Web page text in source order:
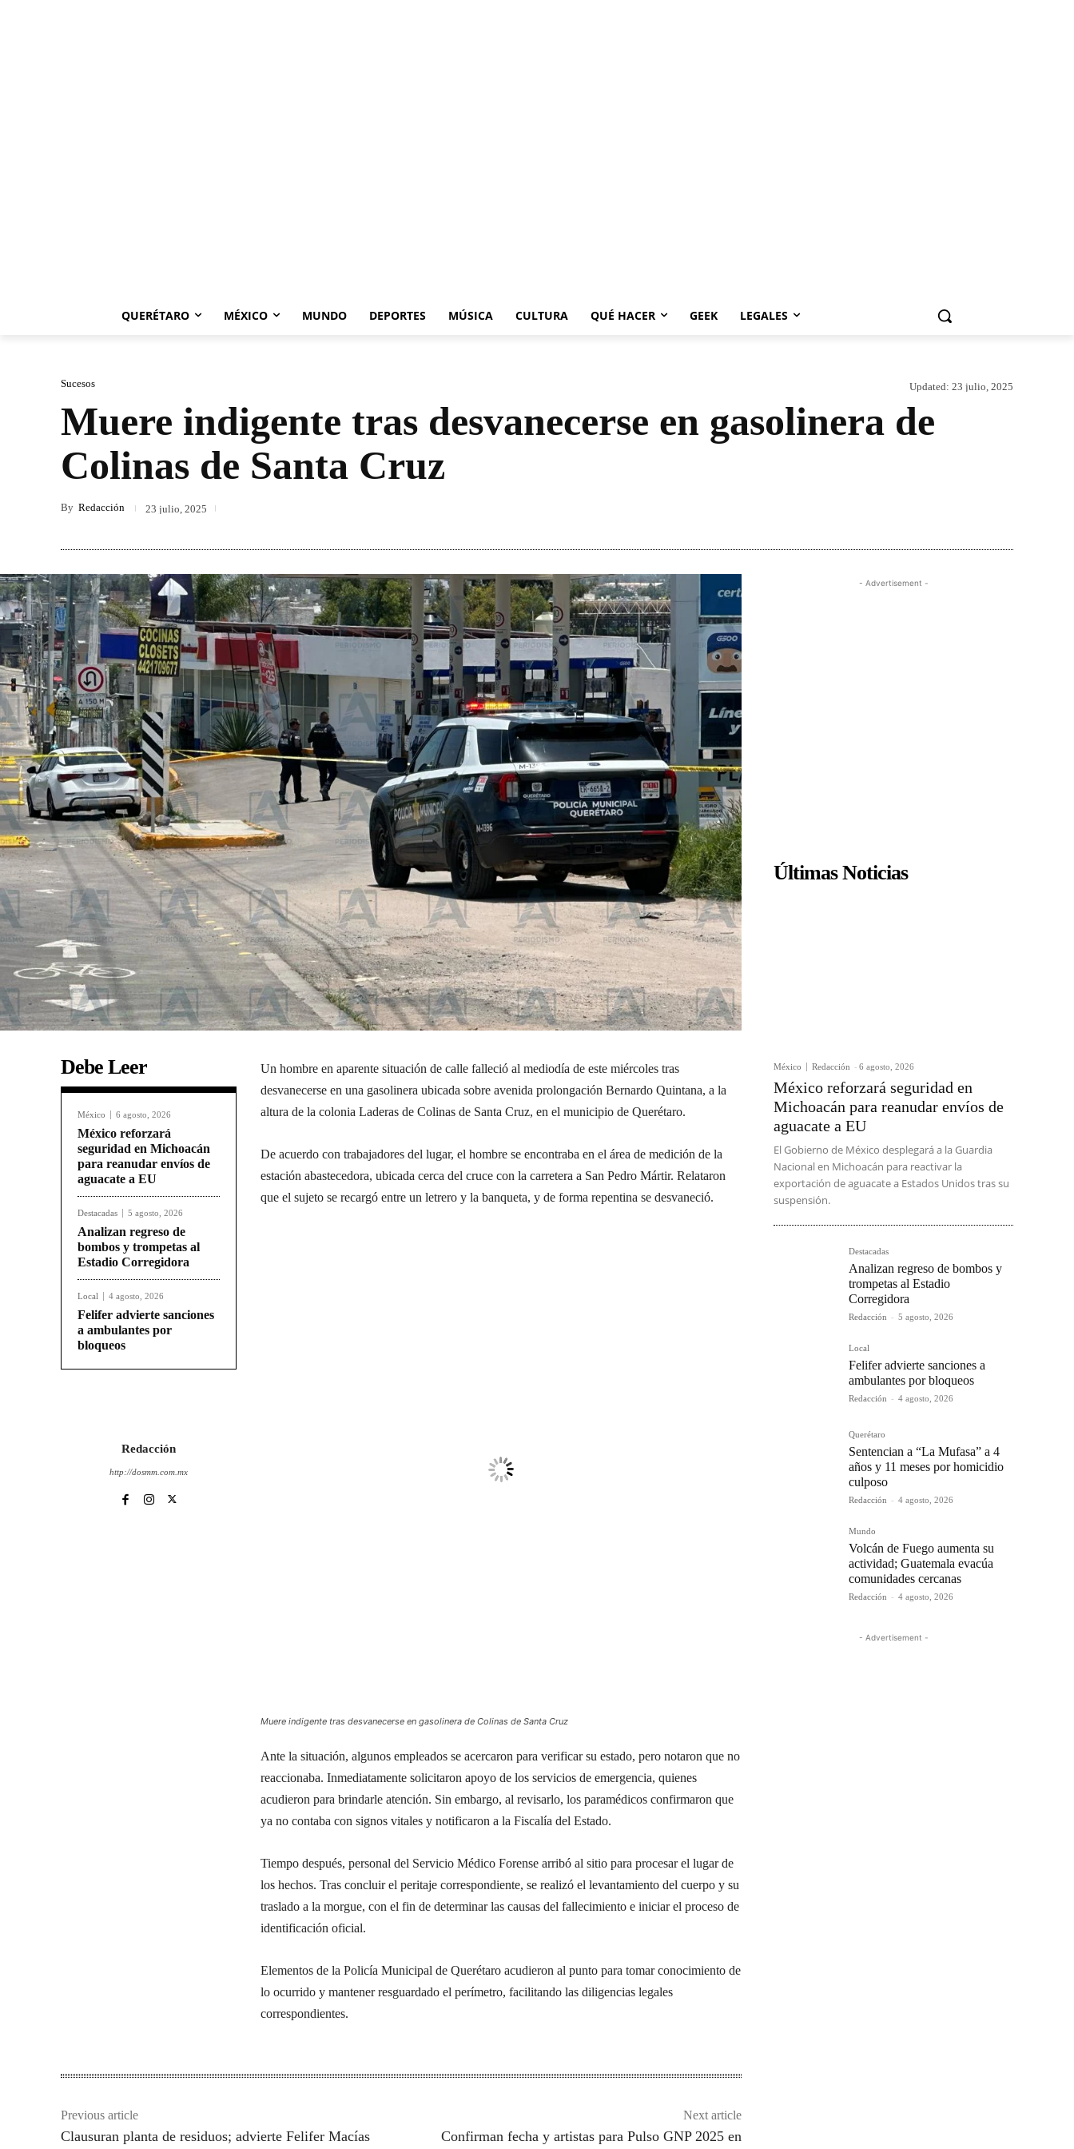
QUERÉTARO MÉXICO MUNDO DEPORTES MÚSICA CULTURA QUÉ HACER GEEK LEGALES
Sucesos Updated: 23 julio, 2025
Muere indigente tras desvanecerse en gasolinera de
Colinas de Santa Cruz
By Redacción 23 julio, 2025
Debe Leer
México 6 agosto, 2026
México reforzará
seguridad en Michoacán
para reanudar envíos de
aguacate a EU
Destacadas 5 agosto, 2026
Analizan regreso de
bombos y trompetas al
Estadio Corregidora
Local 4 agosto, 2026
Felifer advierte sanciones
a ambulantes por
bloqueos
Redacción
http://dosmm.com.mx
Un hombre en aparente situación de calle falleció al mediodía de este miércoles tras
desvanecerse en una gasolinera ubicada sobre avenida prolongación Bernardo Quintana, a la
altura de la colonia Laderas de Colinas de Santa Cruz, en el municipio de Querétaro.
De acuerdo con trabajadores del lugar, el hombre se encontraba en el área de medición de la
estación abastecedora, ubicada cerca del cruce con la carretera a San Pedro Mártir. Relataron
que el sujeto se recargó entre un letrero y la banqueta, y de forma repentina se desvaneció.
Muere indigente tras desvanecerse en gasolinera de Colinas de Santa Cruz
Ante la situación, algunos empleados se acercaron para verificar su estado, pero notaron que no
reaccionaba. Inmediatamente solicitaron apoyo de los servicios de emergencia, quienes
acudieron para brindarle atención. Sin embargo, al revisarlo, los paramédicos confirmaron que
ya no contaba con signos vitales y notificaron a la Fiscalía del Estado.
Tiempo después, personal del Servicio Médico Forense arribó al sitio para procesar el lugar de
los hechos. Tras concluir el peritaje correspondiente, se realizó el levantamiento del cuerpo y su
traslado a la morgue, con el fin de determinar las causas del fallecimiento e iniciar el proceso de
identificación oficial.
Elementos de la Policía Municipal de Querétaro acudieron al punto para tomar conocimiento de
lo ocurrido y mantener resguardado el perímetro, facilitando las diligencias legales
correspondientes.
Previous article
Clausuran planta de residuos; advierte Felifer Macías
Next article
Confirman fecha y artistas para Pulso GNP 2025 en
- Advertisement -
Últimas Noticias
México Redacción - 6 agosto, 2026
México reforzará seguridad en
Michoacán para reanudar envíos de
aguacate a EU
El Gobierno de México desplegará a la Guardia
Nacional en Michoacán para reactivar la
exportación de aguacate a Estados Unidos tras su
suspensión.
Destacadas
Analizan regreso de bombos y
trompetas al Estadio
Corregidora
Redacción - 5 agosto, 2026
Local
Felifer advierte sanciones a
ambulantes por bloqueos
Redacción - 4 agosto, 2026
Querétaro
Sentencian a “La Mufasa” a 4
años y 11 meses por homicidio
culposo
Redacción - 4 agosto, 2026
Mundo
Volcán de Fuego aumenta su
actividad; Guatemala evacúa
comunidades cercanas
Redacción - 4 agosto, 2026
- Advertisement -